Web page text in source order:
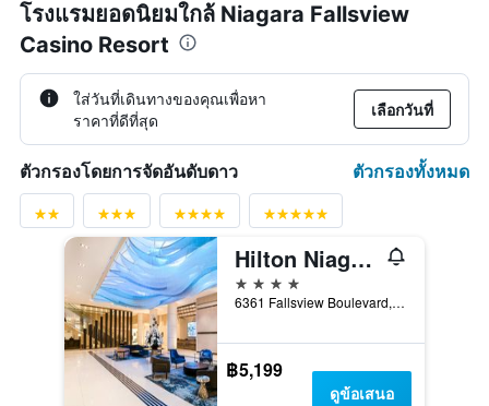
โรงแรมยอดนิยมใกล้ Niagara Fallsview
Casino Resort
ใส่วันที่เดินทางของคุณเพื่อหา
ราคาที่ดีที่สุด
เลือกวันที่
ตัวกรองโดยการจัดอันดับดาว ตัวกรองทั้งหมด
Hilton Niagara Falls/Fallsview Hotel & Suites
4 ดาว
6361 Fallsview Boulevard, น้ำตกไนแองการ่า, ON, แคนาดา
฿5,199
ดูข้อเสนอ